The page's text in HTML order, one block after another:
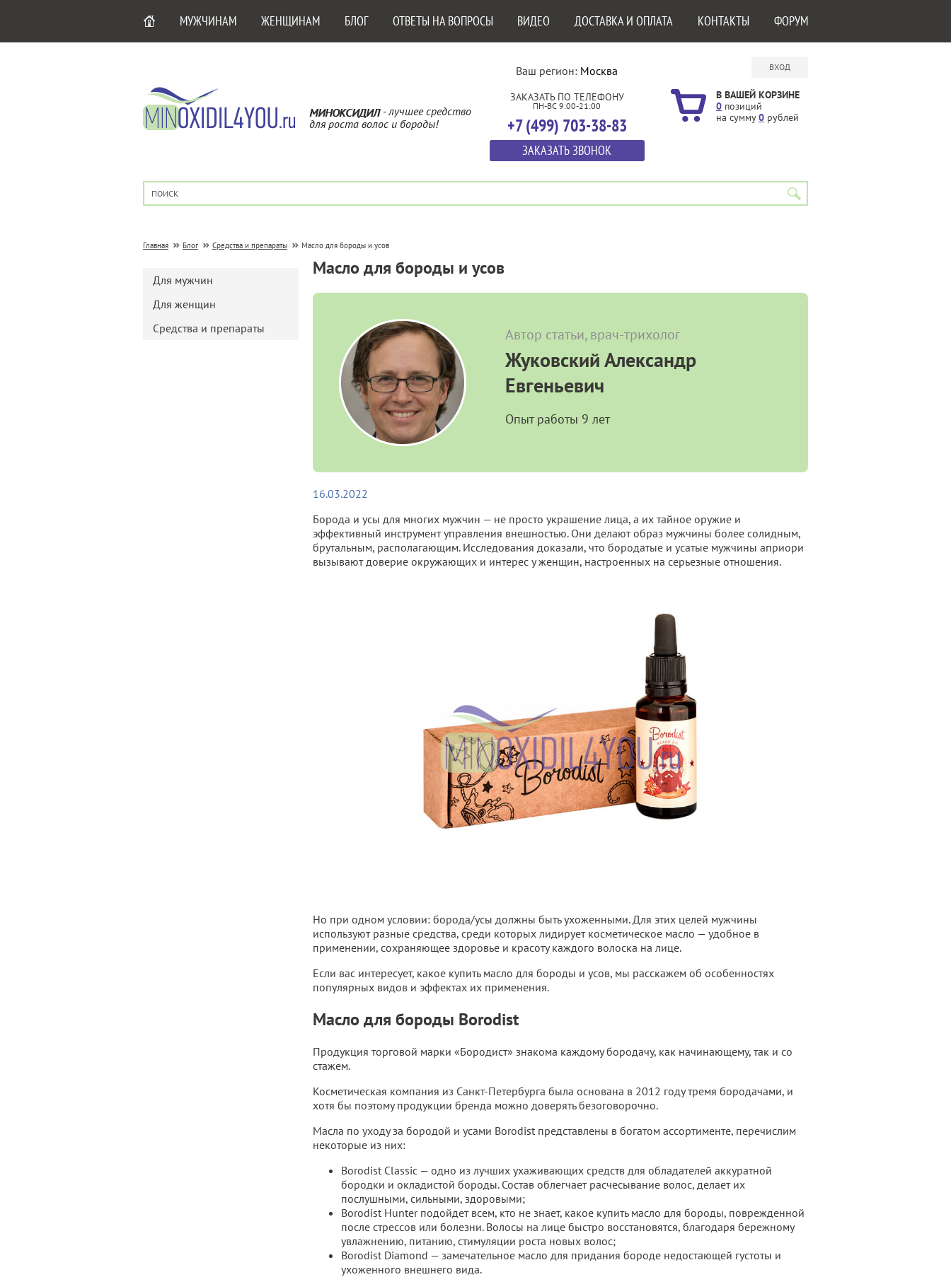
МУЖЧИНАМ ЖЕНЩИНАМ БЛОГ ОТВЕТЫ НА ВОПРОСЫ ВИДЕО ДОСТАВКА И ОПЛАТА КОНТАКТЫ ФОРУМ
МИНОКСИДИЛ- лучшее средство
для роста волос и бороды!
Ваш регион: Москва
ЗАКАЗАТЬ ПО ТЕЛЕФОНУ
ПН-ВС 9:00-21:00
+7 (499) 703-38-83
ЗАКАЗАТЬ ЗВОНОК
ВХОД
В ВАШЕЙ КОРЗИНЕ
0 позиций
на сумму0 рублей
Главная Блог Средства и препараты Масло для бороды и усов
Для мужчин
Для женщин
Средства и препараты
Масло для бороды и усов
Автор статьи, врач-трихолог
Жуковский Александр
Евгеньевич
Опыт работы 9 лет
16.03.2022
Борода и усы для многих мужчин — не просто украшение лица, а их тайное оружие и
эффективный инструмент управления внешностью. Они делают образ мужчины более солидным,
брутальным, располагающим. Исследования доказали, что бородатые и усатые мужчины априори
вызывают доверие окружающих и интерес у женщин, настроенных на серьезные отношения.
Но при одном условии: борода/усы должны быть ухоженными. Для этих целей мужчины
используют разные средства, среди которых лидирует косметическое масло — удобное в
применении, сохраняющее здоровье и красоту каждого волоска на лице.
Если вас интересует, какое купить масло для бороды и усов, мы расскажем об особенностях
популярных видов и эффектах их применения.
Масло для бороды Borodist
Продукция торговой марки «Бородист» знакома каждому бородачу, как начинающему, так и со
стажем.
Косметическая компания из Санкт-Петербурга была основана в 2012 году тремя бородачами, и
хотя бы поэтому продукции бренда можно доверять безоговорочно.
Масла по уходу за бородой и усами Borodist представлены в богатом ассортименте, перечислим
некоторые из них:
Borodist Classic — одно из лучших ухаживающих средств для обладателей аккуратной
бородки и окладистой бороды. Состав облегчает расчесывание волос, делает их
послушными, сильными, здоровыми;
Borodist Hunter подойдет всем, кто не знает, какое купить масло для бороды, поврежденной
после стрессов или болезни. Волосы на лице быстро восстановятся, благодаря бережному
увлажнению, питанию, стимуляции роста новых волос;
Borodist Diamond — замечательное масло для придания бороде недостающей густоты и
ухоженного внешнего вида.